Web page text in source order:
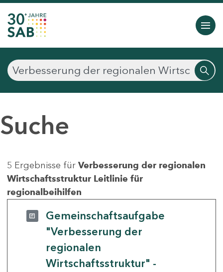
Suche
5 Ergebnisse für Verbesserung der regionalen
Wirtschaftsstruktur Leitlinie für
regionalbeihilfen
Gemeinschaftsaufgabe
"Verbesserung der
regionalen
Wirtschaftsstruktur" -